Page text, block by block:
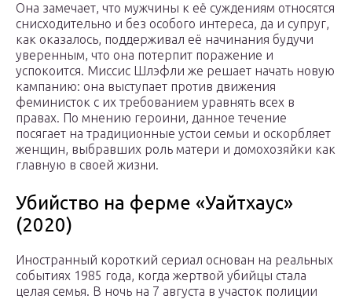
Она замечает, что мужчины к её суждениям относятся
снисходительно и без особого интереса, да и супруг,
как оказалось, поддерживал её начинания будучи
уверенным, что она потерпит поражение и
успокоится. Миссис Шлэфли же решает начать новую
кампанию: она выступает против движения
феминисток с их требованием уравнять всех в
правах. По мнению героини, данное течение
посягает на традиционные устои семьи и оскорбляет
женщин, выбравших роль матери и домохозяйки как
главную в своей жизни.
Убийство на ферме «Уайтхаус»
(2020)
Иностранный короткий сериал основан на реальных
событиях 1985 года, когда жертвой убийцы стала
целая семья. В ночь на 7 августа в участок полиции